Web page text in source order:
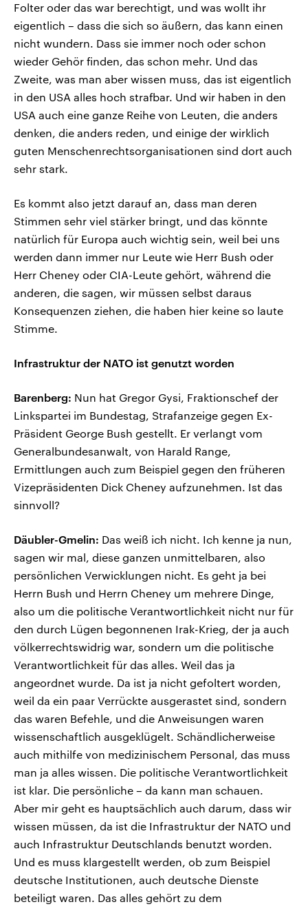
Folter oder das war berechtigt, und was wollt ihr
eigentlich – dass die sich so äußern, das kann einen
nicht wundern. Dass sie immer noch oder schon
wieder Gehör finden, das schon mehr. Und das
Zweite, was man aber wissen muss, das ist eigentlich
in den USA alles hoch strafbar. Und wir haben in den
USA auch eine ganze Reihe von Leuten, die anders
denken, die anders reden, und einige der wirklich
guten Menschenrechtsorganisationen sind dort auch
sehr stark.
Es kommt also jetzt darauf an, dass man deren
Stimmen sehr viel stärker bringt, und das könnte
natürlich für Europa auch wichtig sein, weil bei uns
werden dann immer nur Leute wie Herr Bush oder
Herr Cheney oder CIA-Leute gehört, während die
anderen, die sagen, wir müssen selbst daraus
Konsequenzen ziehen, die haben hier keine so laute
Stimme.
Infrastruktur der NATO ist genutzt worden
Barenberg: Nun hat Gregor Gysi, Fraktionschef der
Linkspartei im Bundestag, Strafanzeige gegen Ex-
Präsident George Bush gestellt. Er verlangt vom
Generalbundesanwalt, von Harald Range,
Ermittlungen auch zum Beispiel gegen den früheren
Vizepräsidenten Dick Cheney aufzunehmen. Ist das
sinnvoll?
Däubler-Gmelin: Das weiß ich nicht. Ich kenne ja nun,
sagen wir mal, diese ganzen unmittelbaren, also
persönlichen Verwicklungen nicht. Es geht ja bei
Herrn Bush und Herrn Cheney um mehrere Dinge,
also um die politische Verantwortlichkeit nicht nur für
den durch Lügen begonnenen Irak-Krieg, der ja auch
völkerrechtswidrig war, sondern um die politische
Verantwortlichkeit für das alles. Weil das ja
angeordnet wurde. Da ist ja nicht gefoltert worden,
weil da ein paar Verrückte ausgerastet sind, sondern
das waren Befehle, und die Anweisungen waren
wissenschaftlich ausgeklügelt. Schändlicherweise
auch mithilfe von medizinischem Personal, das muss
man ja alles wissen. Die politische Verantwortlichkeit
ist klar. Die persönliche – da kann man schauen.
Aber mir geht es hauptsächlich auch darum, dass wir
wissen müssen, da ist die Infrastruktur der NATO und
auch Infrastruktur Deutschlands benutzt worden.
Und es muss klargestellt werden, ob zum Beispiel
deutsche Institutionen, auch deutsche Dienste
beteiligt waren. Das alles gehört zu dem